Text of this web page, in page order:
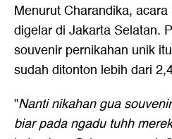
Menurut Charandika,
digelar di Jakarta Selatan.
souvenir pernikahan unik
sudah ditonton lebih dari
"Nanti nikahan gua
biar pada ngadu tuhh